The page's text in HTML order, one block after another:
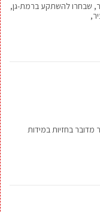
שבחרו להשתקע ברמת-גן,
מדובר בחזיות במידות